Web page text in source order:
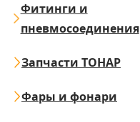
Фитинги и
пневмосоединения
Запчасти ТОНАР
Фары и фонари